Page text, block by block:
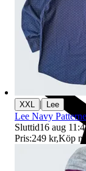
XXL | Lee
Lee Navy
Sluttid16 aug 11:47
Pris:249 kr,Köp nu